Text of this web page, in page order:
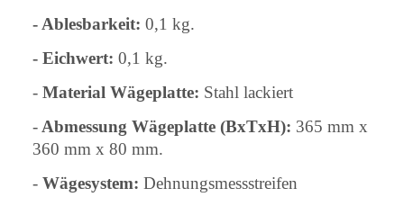
- Ablesbarkeit: 0,1 kg.
- Eichwert: 0,1 kg.
- Material Wägeplatte: Stahl lackiert
-Abmessung Wägeplatte (BxTxH): 365 mm x
360 mm x 80 mm.
- Wägesystem: Dehnungsmessstreifen